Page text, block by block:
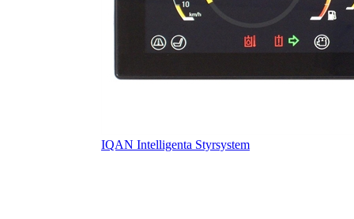
IQAN Intelligenta Styrsystem